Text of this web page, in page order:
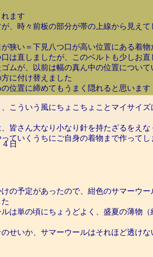
日
けの予定があったので、紺色のサマーウ
は単の頃にちょうどよく、盛夏の薄物
せいか、サマーウールはそれほど透け
ます
、時々前板の部分が帯の上線から見え
狭い＝下見八つ口が高い位置にある着
は直しましたが、このベルトも少しお直
ムが、以前は幅の真ん中の位置につい
に付け替えました
位置に締めてもうまく隠れると思います
こういう風にちょこちょことマイサイ
皆さん大なり小なり針を持たざるをえな
ていくうちにご自身の着物まで作って